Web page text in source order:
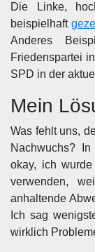
Die Linke,
beispielhaft
Anderes
Friedenspartei
SPD in der
Mein
Was fehlt uns,
Nachwuchs?
okay, ich
verwenden,
anhaltende
Ich sag
wirklich